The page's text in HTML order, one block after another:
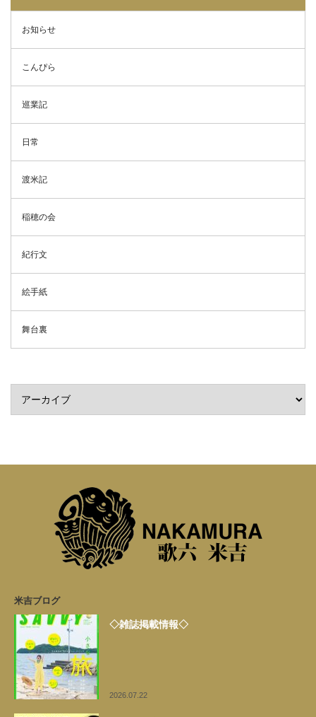
お知らせ
こんぴら
巡業記
日常
渡米記
稲穂の会
紀行文
絵手紙
舞台裏
米吉ブログ
◇雑誌掲載情報◇
2026.07.22